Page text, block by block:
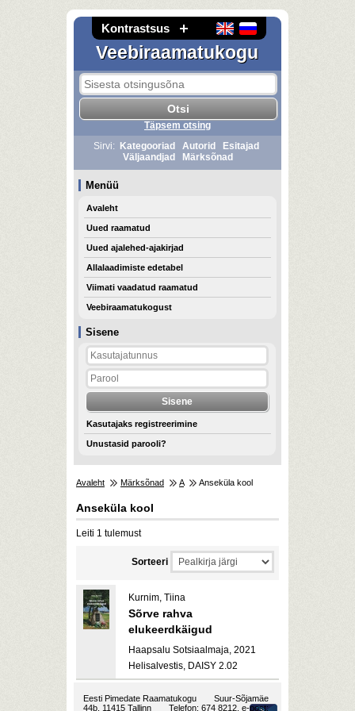
Kontrastsus
Veebiraamatukogu
Sisene
Kasutajaks registreerimine
Unustasid parooli?
Täpsem otsing
Sirvi:
Kategooriad Autorid
Esitajad
Väljaandjad
Märksõnad
Menüü
Avaleht
Uued raamatud
Uued ajalehed-ajakirjad
Allalaadimiste edetabel
Viimati vaadatud raamatud
Veebiraamatukogust
Avaleht Märksõnad A Anseküla kool
Anseküla kool
Leiti 1 tulemust
Sorteeri
Kurnim, Tiina
Sõrve rahva
elukeerdkäigud
Haapsalu Sotsiaalmaja, 2021
Helisalvestis, DAISY 2.02
Eesti Pimedate Raamatukogu
Suur-Sõjamäe
44b, 11415 Tallinn
Telefon: 674 8212, e-post: